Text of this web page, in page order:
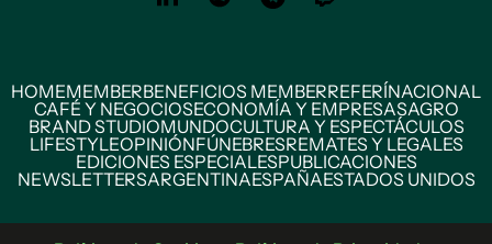
HOMEMEMBERBENEFICIOS MEMBERREFERÍNACIONAL
CAFÉ Y NEGOCIOSECONOMÍA Y EMPRESASAGRO
BRAND STUDIOMUNDOCULTURA Y ESPECTÁCULOS
LIFESTYLEOPINIÓNFÚNEBRESREMATES Y LEGALES
EDICIONES ESPECIALESPUBLICACIONES
NEWSLETTERSARGENTINAESPAÑAESTADOS UNIDOS